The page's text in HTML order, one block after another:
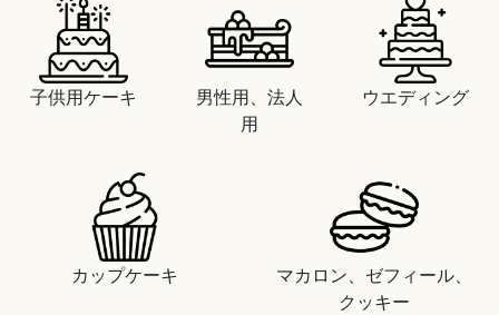
子供用ケーキ
男性用、法人
用
ウエディング
カップケーキ
マカロン、ゼフィール、
クッキー